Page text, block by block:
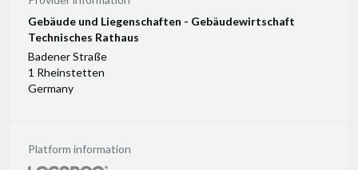
Gebäude und Liegenschaften - Gebäudewirtschaft
Technisches Rathaus
Badener Straße
1 Rheinstetten
Germany
Platform information